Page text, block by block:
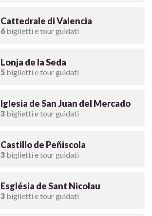
Cattedrale di Valencia
6biglietti e tour guidati
Lonja de la Seda
5biglietti e tour guidati
Iglesia de San Juan del Mercado
3biglietti e tour guidati
Castillo de Peñiscola
3biglietti e tour guidati
Església de Sant Nicolau
3biglietti e tour guidati